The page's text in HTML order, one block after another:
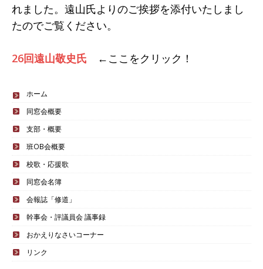
れました。遠山氏よりのご挨拶を添付いたしまし
たのでご覧ください。
26回遠山敬史氏 ←ここをクリック！
ホーム
同窓会概要
支部・概要
班OB会概要
校歌・応援歌
同窓会名簿
会報誌「修道」
幹事会・評議員会 議事録
おかえりなさいコーナー
リンク